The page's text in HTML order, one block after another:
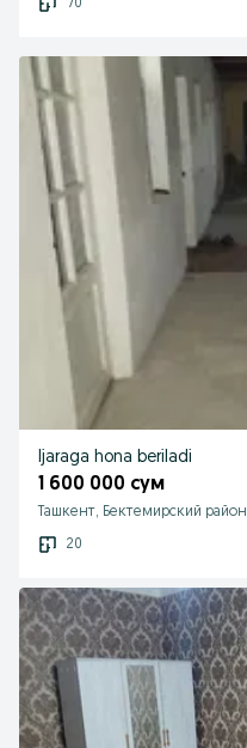
70
Ijaraga hona beriladi
1 600 000 сум
Ташкент, Бектемирский район
20